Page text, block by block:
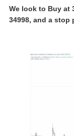
We look to Buy at
34998, and a stop